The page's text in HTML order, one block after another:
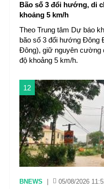
Bão số 3 đổi hướng, di
khoảng 5 km/h
Theo Trung tâm Dự báo
bão số 3 đổi hướng
Đông), giữ nguyên cường
độ khoảng 5 km/h.
12
BNEWS 05/08/2026